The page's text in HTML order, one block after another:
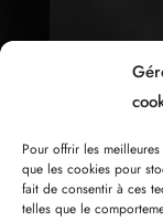
Pour offrir les
que les cookies pour
fait de consentir à ces
telles que le